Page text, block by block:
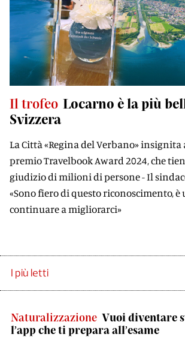
Il trofeo Locarno è la più
Svizzera
La Città «Regina del Verbano» insignita
premio Travelbook Award 2024, che
giudizio di milioni di persone - Il
«Sono fiero di questo riconoscimento,
continuare a migliorarci»
I più letti
Naturalizzazione Vuoi diventare
l’app che ti prepara all’esame